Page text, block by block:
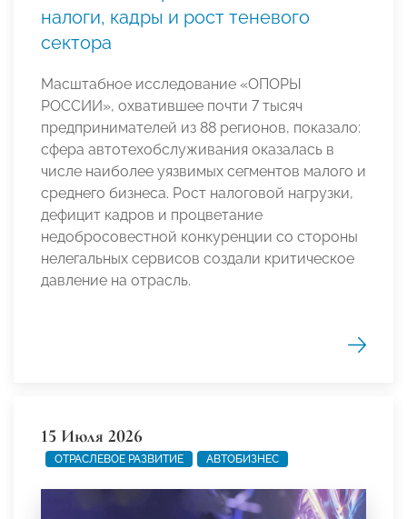
налоги, кадры и рост теневого
сектора
Масштабное исследование «ОПОРЫ
РОССИИ», охватившее почти 7 тысяч
предпринимателей из 88 регионов, показало:
сфера автотехобслуживания оказалась в
числе наиболее уязвимых сегментов малого и
среднего бизнеса. Рост налоговой нагрузки,
дефицит кадров и процветание
недобросовестной конкуренции со стороны
нелегальных сервисов создали критическое
давление на отрасль.
15 Июля 2026
ОТРАСЛЕВОЕ РАЗВИТИЕ АВТОБИЗНЕС